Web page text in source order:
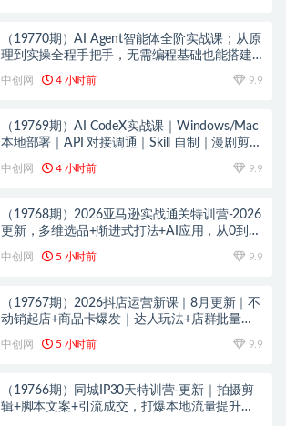
（19770期）AI Agent智能体全阶实战课；从原
理到实操全程手把手，无需编程基础也能搭建
中创网 4 小时前 9.9
（19769期）AI CodeX实战课｜Windows/Mac
本地部署｜API 对接调通｜Skill 自制｜漫剧剪辑
中创网 4 小时前 9.9
（19768期）2026亚马逊实战通关特训营-2026
更新，多维选品+渐进式打法+AI应用，从0到1
中创网 5 小时前 9.9
（19767期）2026抖店运营新课｜8月更新｜不
动销起店+商品卡爆发｜达人玩法+店群批量复
中创网 5 小时前 9.9
（19766期）同城IP30天特训营-更新｜拍摄剪
辑+脚本文案+引流成交，打爆本地流量提升门